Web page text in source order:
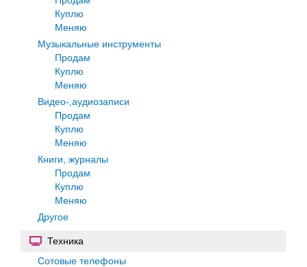
Куплю
Меняю
Музыкальные инструменты
Продам
Куплю
Меняю
Видео-,аудиозаписи
Продам
Куплю
Меняю
Книги, журналы
Продам
Куплю
Меняю
Другое
Техника
Сотовые телефоны